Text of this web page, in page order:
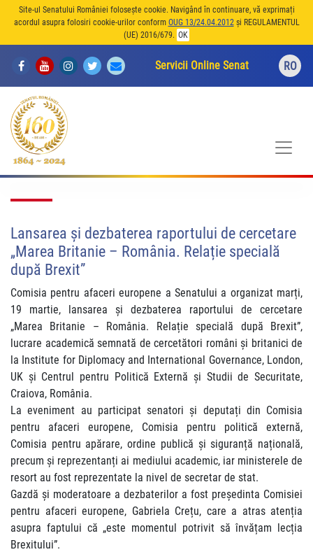
Site-ul Senatului României folosește cookie. Navigând în continuare, vă exprimați
acordul asupra folosiri cookie-urilor conform OUG 13/24.04.2012și REGULAMENTUL
(UE) 2016/679. OK
Servicii Online Senat RO
Lansarea și dezbaterea raportului de cercetare
„Marea Britanie – România. Relație specială
după Brexit”
Comisia pentru afaceri europene a Senatului a organizat marți,
19 martie, lansarea și dezbaterea raportului de cercetare
„Marea Britanie – România. Relație specială după Brexit”,
lucrare academică semnată de cercetători români și britanici de
la Institute for Diplomacy and International Governance, London,
UK și Centrul pentru Politică Externă și Studii de Securitate,
Craiova, România.
La eveniment au participat senatori și deputați din Comisia
pentru afaceri europene, Comisia pentru politică externă,
Comisia pentru apărare, ordine publică și siguranță națională,
precum și reprezentanți ai mediului academic, iar ministerele de
resort au fost reprezentate la nivel de secretar de stat.
Gazdă și moderatoare a dezbaterilor a fost președinta Comisiei
pentru afaceri europene, Gabriela Crețu, care a atras atenția
asupra faptului că „este momentul potrivit să învățam lecția
Brexitului”.